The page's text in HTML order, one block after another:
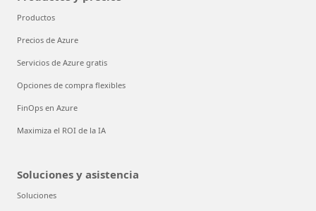
Productos
Precios de Azure
Servicios de Azure gratis
Opciones de compra flexibles
FinOps en Azure
Maximiza el ROI de la IA
Soluciones y asistencia
Soluciones